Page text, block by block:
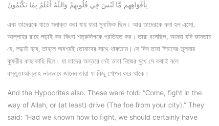
بِأَفْوَاهِهِم مَّا لَيْسَ فِي قُلُوبِهِمْ وَاللّهُ أَعْلَمُ بِمَا يَكْتُمُونَ
এবং তাদেরকে যাতে সনাক্ত করা যায় যারা মুনাফিক ছিল। আর তাদেরকে বলা হল এসো,
আল্লাহর রাহে লড়াই কর কিংবা শত্রুদিগকে প্রতিহত কর। তারা বলেছিল, আমরা যদি জানতাম
যে, লড়াই হবে, তাহলে অবশ্যই তোমাদের সাথে থাকতাম। সে দিন তারা ঈমানের তুলনায়
কুফরীর কাছাকাছি ছিল। যা তাদের অন্তরে নেই তারা নিজের মুখে সে কথাই বলে
বস্তুতঃআল্লাহ ভালভাবে জানেন তারা যা কিছু গোপন করে থাকে।
And the Hypocrites also. These were told: “Come, fight in the
way of Allah, or (at least) drive (The foe from your city).” They
said: “Had we known how to fight, we should certainly have